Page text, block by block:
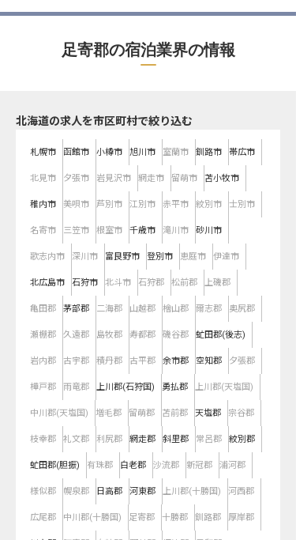
足寄郡の宿泊業界の情報
北海道の求人を市区町村で絞り込む
札幌市 函館市 小樽市 旭川市 室蘭市 釧路市 帯広市
北見市 夕張市 岩見沢市 網走市 留萌市 苫小牧市
稚内市 美唄市 芦別市 江別市 赤平市 紋別市 士別市
名寄市 三笠市 根室市 千歳市 滝川市 砂川市
歌志内市 深川市 富良野市 登別市 恵庭市 伊達市
北広島市 石狩市 北斗市 石狩郡 松前郡 上磯郡
亀田郡 茅部郡 二海郡 山越郡 檜山郡 爾志郡 奥尻郡
瀬棚郡 久遠郡 島牧郡 寿都郡 磯谷郡 虻田郡(後志)
岩内郡 古宇郡 積丹郡 古平郡 余市郡 空知郡 夕張郡
樺戸郡 雨竜郡 上川郡(石狩国) 勇払郡 上川郡(天塩国)
中川郡(天塩国) 増毛郡 留萌郡 苫前郡 天塩郡 宗谷郡
枝幸郡 礼文郡 利尻郡 網走郡 斜里郡 常呂郡 紋別郡
虻田郡(胆振) 有珠郡 白老郡 沙流郡 新冠郡 浦河郡
様似郡 幌泉郡 日高郡 河東郡 上川郡(十勝国) 河西郡
広尾郡 中川郡(十勝国) 足寄郡 十勝郡 釧路郡 厚岸郡